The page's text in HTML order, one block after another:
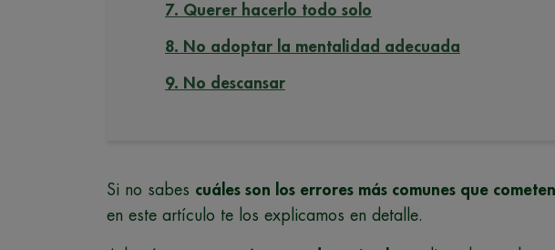
7. Querer hacerlo todo solo
8. No adoptar la mentalidad adecuada
9. No descansar
Si no sabes cuáles son los errores más comunes que
en este artículo te los explicamos en detalle.